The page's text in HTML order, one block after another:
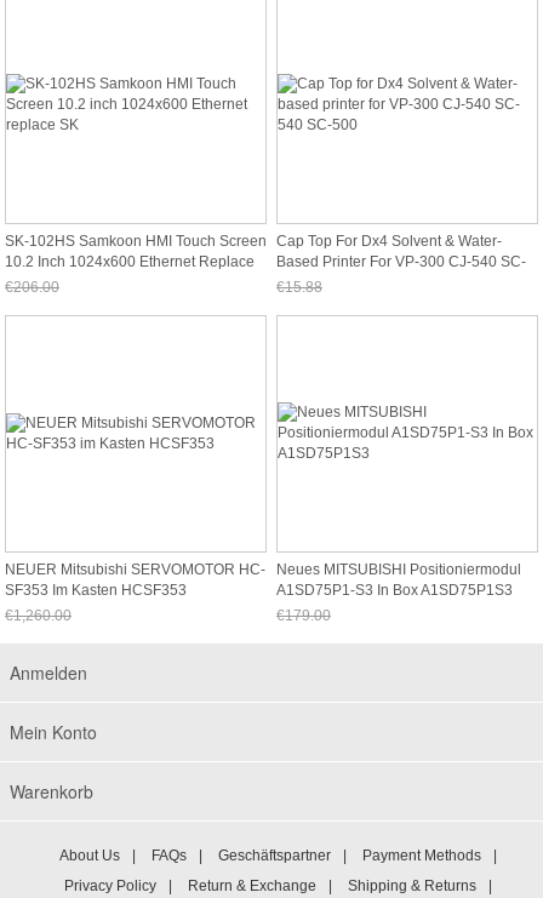
SK-102HS Samkoon HMI Touch Screen
10.2 Inch 1024x600 Ethernet Replace
SK
€206.00
Cap Top For Dx4 Solvent & Water-
Based Printer For VP-300 CJ-540 SC-
540 SC-500
€15.88
NEUER Mitsubishi SERVOMOTOR HC-
SF353 Im Kasten HCSF353
€1,260.00
Neues MITSUBISHI Positioniermodul
A1SD75P1-S3 In Box A1SD75P1S3
€179.00
Anmelden
Mein Konto
Warenkorb
About Us FAQs Geschäftspartner Payment Methods
Privacy Policy
Return & Exchange Shipping & Returns